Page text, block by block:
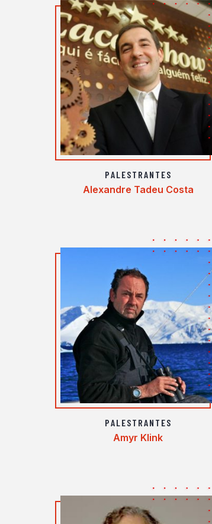
PALESTRANTES
Alexandre Tadeu Costa
PALESTRANTES
Amyr Klink